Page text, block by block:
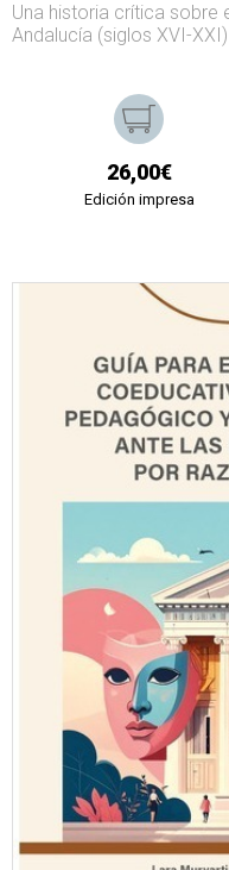
Una historia crítica sobre
Andalucía (siglos XVI-XXI)
26,00€
Edición impresa